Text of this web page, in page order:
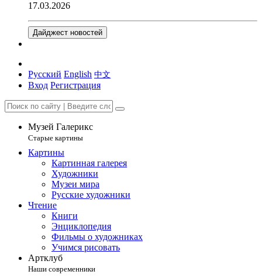
17.03.2026
Дайджест новостей
Русский English 中文
Вход Регистрация
Музей Галерикс
Старые картины
Картины
Картинная галерея
Художники
Музеи мира
Русские художники
Чтение
Книги
Энциклопедия
Фильмы о художниках
Учимся рисовать
Артклуб
Наши современники